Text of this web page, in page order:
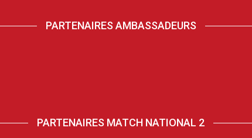
PARTENAIRES AMBASSADEURS
PARTENAIRES MATCH NATIONAL 2